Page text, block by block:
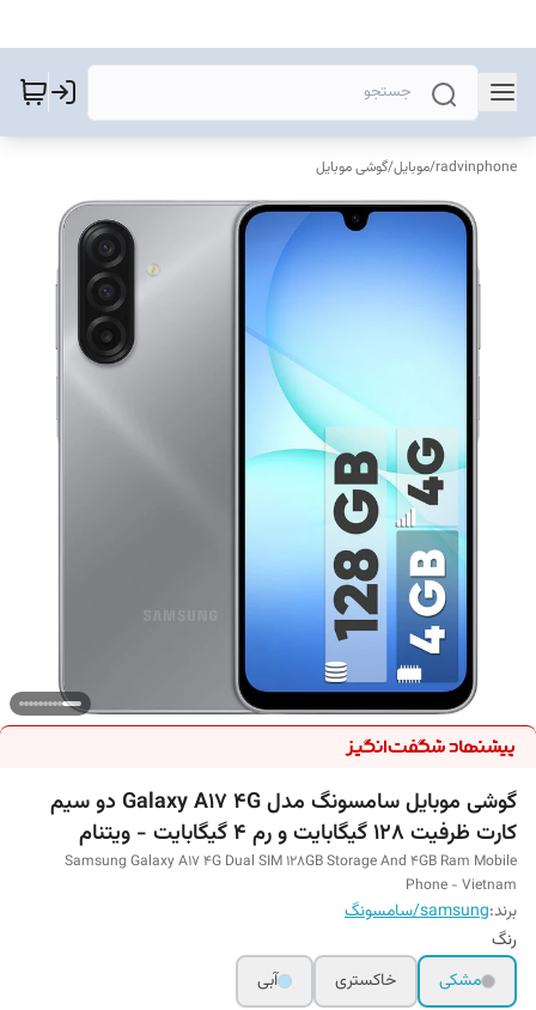
radvinphone
/موبایل/گوشی موبایل
گوشی موبایل سامسونگ مدل Galaxy A17 4G دو سیم
کارت ظرفیت 128 گیگابایت و رم 4 گیگابایت - ویتنام
Samsung Galaxy A17 4G Dual SIM 128GB Storage And 4GB Ram Mobile
Phone - Vietnam
برند:samsung/سامسونگ
رنگ
مشکی
خاکستری آبی